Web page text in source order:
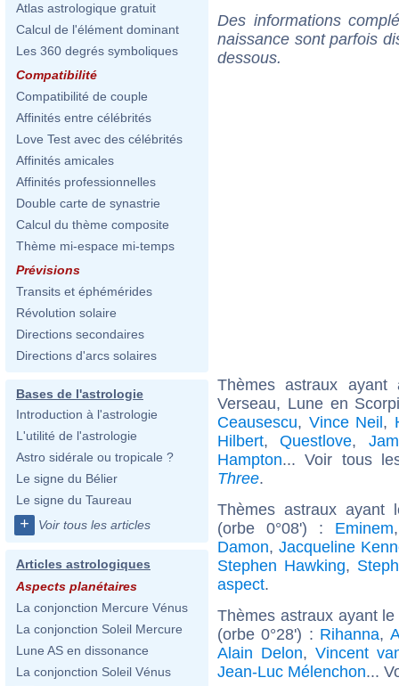
Atlas astrologique gratuit
Calcul de l'élément dominant
Les 360 degrés symboliques
Compatibilité
Compatibilité de couple
Affinités entre célébrités
Love Test avec des célébrités
Affinités amicales
Affinités professionnelles
Double carte de synastrie
Calcul du thème composite
Thème mi-espace mi-temps
Prévisions
Transits et éphémérides
Révolution solaire
Directions secondaires
Directions d'arcs solaires
Bases de l'astrologie
Introduction à l'astrologie
L'utilité de l'astrologie
Astro sidérale ou tropicale ?
Le signe du Bélier
Le signe du Taureau
+ Voir tous les articles
Articles astrologiques
Aspects planétaires
La conjonction Mercure Vénus
La conjonction Soleil Mercure
Lune AS en dissonance
La conjonction Soleil Vénus
Des informations
naissance sont parfois
dessous.
Thèmes astraux
Verseau, Lune en
Ceausescu, Vince Neil,
Hilbert,Questlove,
Hampton... Voir tous
Three.
Thèmes astraux ayant
(orbe 0°08') : Eminem
Damon, Jacqueline
Stephen Hawking,
aspect.
Thèmes astraux ayant
(orbe 0°28') : Rihanna,
Alain Delon,Vincent
Jean-Luc Mélenchon...